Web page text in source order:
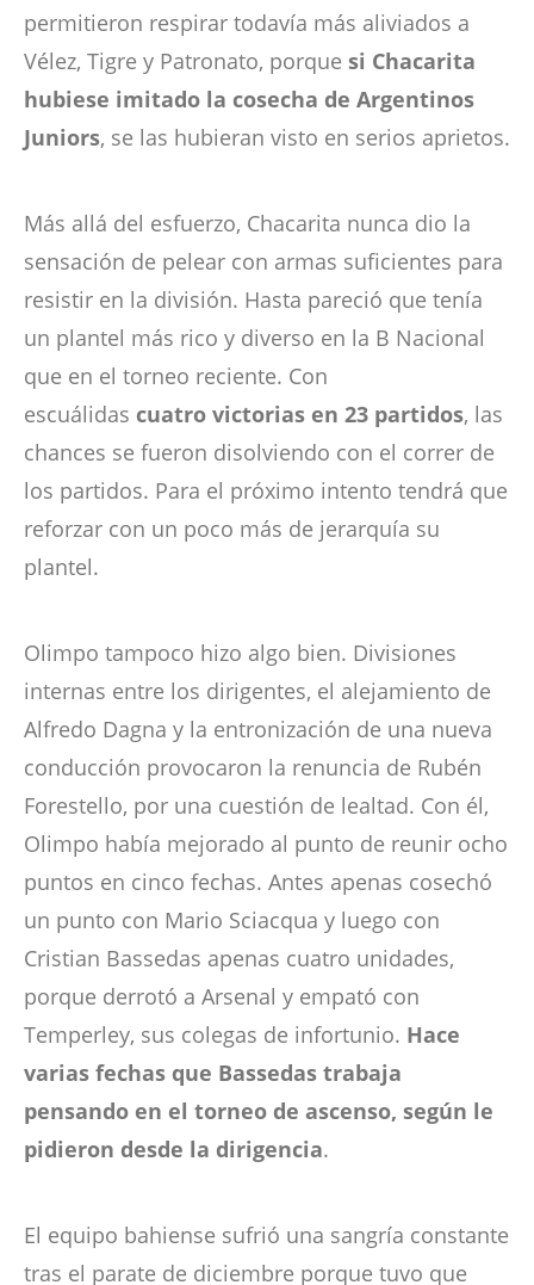
permitieron respirar todavía más aliviados a
Vélez, Tigre y Patronato, porque si Chacarita
hubiese imitado la cosecha de Argentinos
Juniors, se las hubieran visto en serios aprietos.
Más allá del esfuerzo, Chacarita nunca dio la
sensación de pelear con armas suficientes para
resistir en la división. Hasta pareció que tenía
un plantel más rico y diverso en la B Nacional
que en el torneo reciente. Con
escuálidas cuatro victorias en 23 partidos, las
chances se fueron disolviendo con el correr de
los partidos. Para el próximo intento tendrá que
reforzar con un poco más de jerarquía su
plantel.
Olimpo tampoco hizo algo bien. Divisiones
internas entre los dirigentes, el alejamiento de
Alfredo Dagna y la entronización de una nueva
conducción provocaron la renuncia de Rubén
Forestello, por una cuestión de lealtad. Con él,
Olimpo había mejorado al punto de reunir ocho
puntos en cinco fechas. Antes apenas cosechó
un punto con Mario Sciacqua y luego con
Cristian Bassedas apenas cuatro unidades,
porque derrotó a Arsenal y empató con
Temperley, sus colegas de infortunio. Hace
varias fechas que Bassedas trabaja
pensando en el torneo de ascenso, según le
pidieron desde la dirigencia.
El equipo bahiense sufrió una sangría constante
tras el parate de diciembre porque tuvo que